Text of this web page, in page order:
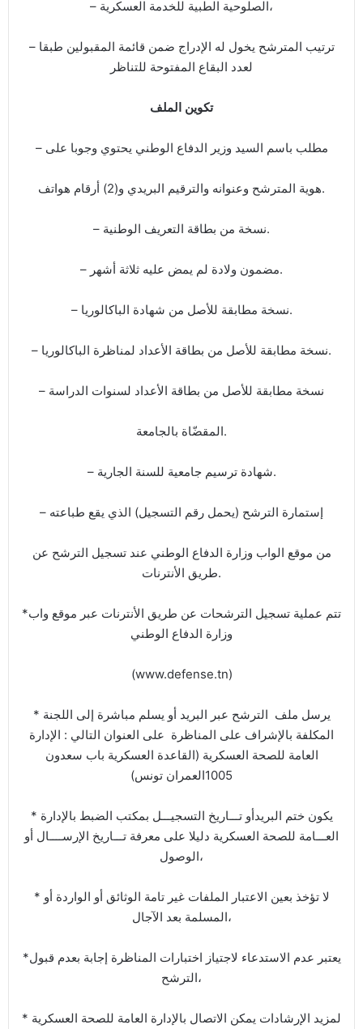
– الصلوحية الطبية للخدمة العسكرية،
– ترتيب المترشح يخول له الإدراج ضمن قائمة المقبولين طبقا
لعدد البقاع المفتوحة للتناظر
تكوين الملف
– مطلب باسم السيد وزير الدفاع الوطني يحتوي وجوبا على
هوية المترشح وعنوانه والترقيم البريدي و(2) أرقام هواتف.
– نسخة من بطاقة التعريف الوطنية.
– مضمون ولادة لم يمض عليه ثلاثة أشهر.
– نسخة مطابقة للأصل من شهادة الباكالوريا.
– نسخة مطابقة للأصل من بطاقة الأعداد لمناظرة الباكالوريا.
– نسخة مطابقة للأصل من بطاقة الأعداد لسنوات الدراسة
المقضّاة بالجامعة.
– شهادة ترسيم جامعية للسنة الجارية.
– إستمارة الترشح (يحمل رقم التسجيل) الذي يقع طباعته
من موقع الواب وزارة الدفاع الوطني عند تسجيل الترشح عن
طريق الأنترنات.
*تتم عملية تسجيل الترشحات عن طريق الأنترنات عبر موقع واب
وزارة الدفاع الوطني
(www.defense.tn)
* يرسل ملف الترشح عبر البريد أو يسلم مباشرة إلى اللجنة
المكلفة بالإشراف على المناظرة على العنوان التالي : الإدارة
العامة للصحة العسكرية (القاعدة العسكرية باب سعدون
1005العمران تونس)
* يكون ختم البريدأو تـــاريخ التسجيـــل بمكتب الضبط بالإدارة
العـــامة للصحة العسكرية دليلا على معرفة تـــاريخ الإرســــال أو
الوصول،
* لا تؤخذ بعين الاعتبار الملفات غير تامة الوثائق أو الواردة أو
المسلمة بعد الآجال،
*يعتبر عدم الاستدعاء لاجتياز اختبارات المناظرة إجابة بعدم قبول
الترشح،
* لمزيد الإرشادات يمكن الاتصال بالإدارة العامة للصحة العسكرية